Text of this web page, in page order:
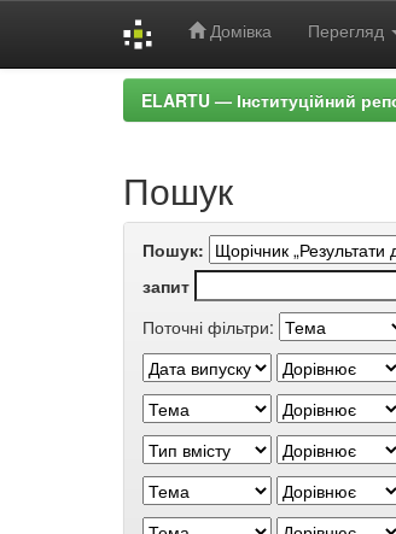
Домівка Перегляд
ELARTU — Інституційний
Пошук
Пошук:
запит
Поточні фільтри: